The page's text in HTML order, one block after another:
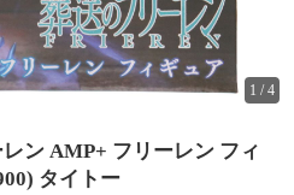
1 /4
ン AMP+ フリーレン フィ
タイトー